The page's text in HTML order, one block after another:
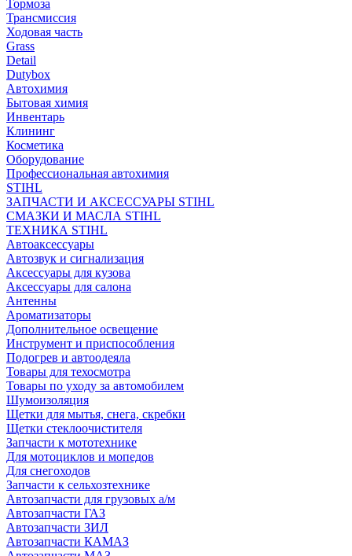
Тормоза
Трансмиссия
Ходовая часть
Grass
Detail
Dutybox
Автохимия
Бытовая химия
Инвентарь
Клининг
Косметика
Оборудование
Профессиональная автохимия
STIHL
ЗАПЧАСТИ И АКСЕССУАРЫ STIHL
СМАЗКИ И МАСЛА STIHL
ТЕХНИКА STIHL
Автоаксессуары
Автозвук и сигнализация
Аксессуары для кузова
Аксессуары для салона
Антенны
Ароматизаторы
Дополнительное освещение
Инструмент и приспособления
Подогрев и автоодеяла
Товары для техосмотра
Товары по уходу за автомобилем
Шумоизоляция
Щетки для мытья, снега, скребки
Щетки стеклоочистителя
Запчасти к мототехнике
Для мотоциклов и мопедов
Для снегоходов
Запчасти к сельхозтехнике
Автозапчасти для грузовых а/м
Автозапчасти ГАЗ
Автозапчасти ЗИЛ
Автозапчасти КАМАЗ